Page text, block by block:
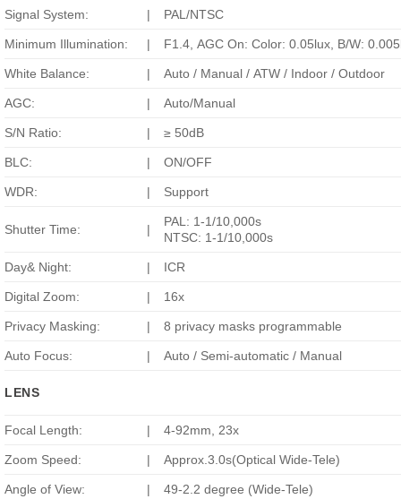
Signal System: | PAL/NTSC
Minimum Illumination: | F1.4, AGC On: Color: 0.05lux, B/W:
White Balance: | Auto / Manual / ATW / Indoor / Outdoor
AGC: | Auto/Manual
S/N Ratio: | ≥ 50dB
BLC: | ON/OFF
WDR: | Support
Shutter Time: |
PAL: 1-1/10,000s
NTSC: 1-1/10,000s
Day& Night: | ICR
Digital Zoom: | 16x
Privacy Masking: | 8 privacy masks programmable
Auto Focus: | Auto / Semi-automatic / Manual
LENS
Focal Length: | 4-92mm, 23x
Zoom Speed: | Approx.3.0s(Optical Wide-Tele)
Angle of View: | 49-2.2 degree (Wide-Tele)